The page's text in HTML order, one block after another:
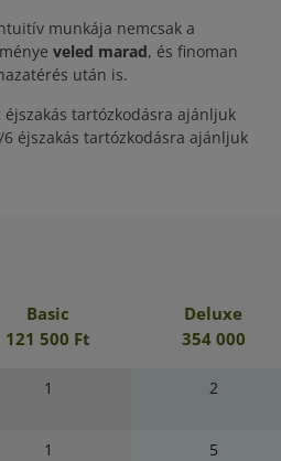
munkája nemcsak a
veled marad, és finoman
után is.
tartózkodásra ajánljuk
éjszakás tartózkodásra ajánljuk
Basic
121 500 Ft
Deluxe
354 000
1 2
1
5